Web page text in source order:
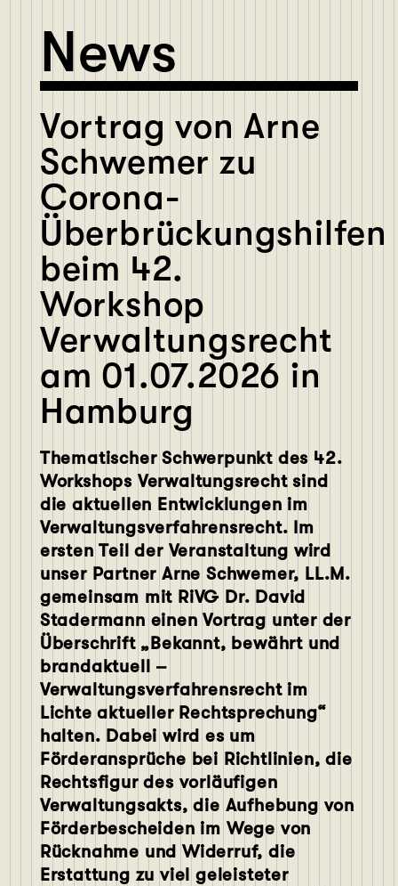
News
Vortrag von Arne
Schwemer zu
Corona-
Überbrückungshilfen
beim 42.
Workshop
Verwaltungsrecht
am 01.07.2026 in
Hamburg
Thematischer Schwerpunkt des 42.
Workshops Verwaltungsrecht sind
die aktuellen Entwicklungen im
Verwaltungsverfahrensrecht. Im
ersten Teil der Veranstaltung wird
unser Partner Arne Schwemer, LL.M.
gemeinsam mit RiVG Dr. David
Stadermann einen Vortrag unter der
Überschrift „Bekannt, bewährt und
brandaktuell –
Verwaltungsverfahrensrecht im
Lichte aktueller Rechtsprechung“
halten. Dabei wird es um
Förderansprüche bei Richtlinien, die
Rechtsfigur des vorläufigen
Verwaltungsakts, die Aufhebung von
Förderbescheiden im Wege von
Rücknahme und Widerruf, die
Erstattung zu viel geleisteter